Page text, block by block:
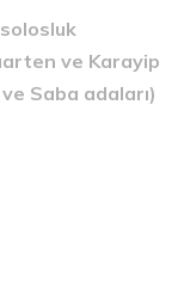
ve Karayip
Saba adaları)